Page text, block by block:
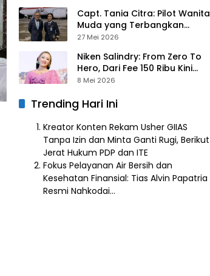
Capt. Tania Citra: Pilot Wanita
Muda yang Terbangkan
Pesawat Presiden Prabowo ke
27 Mei 2026
Niken Salindry: From Zero To
Hero, Dari Fee 150 Ribu Kini
Punya Aset Miliaran
8 Mei 2026
Trending Hari Ini
Kreator Konten Rekam Usher GIIAS
Tanpa Izin dan Minta Ganti Rugi, Berikut
Jerat Hukum PDP dan ITE
Fokus Pelayanan Air Bersih dan
Kesehatan Finansial: Tias Alvin Papatria
Resmi Nahkodai…